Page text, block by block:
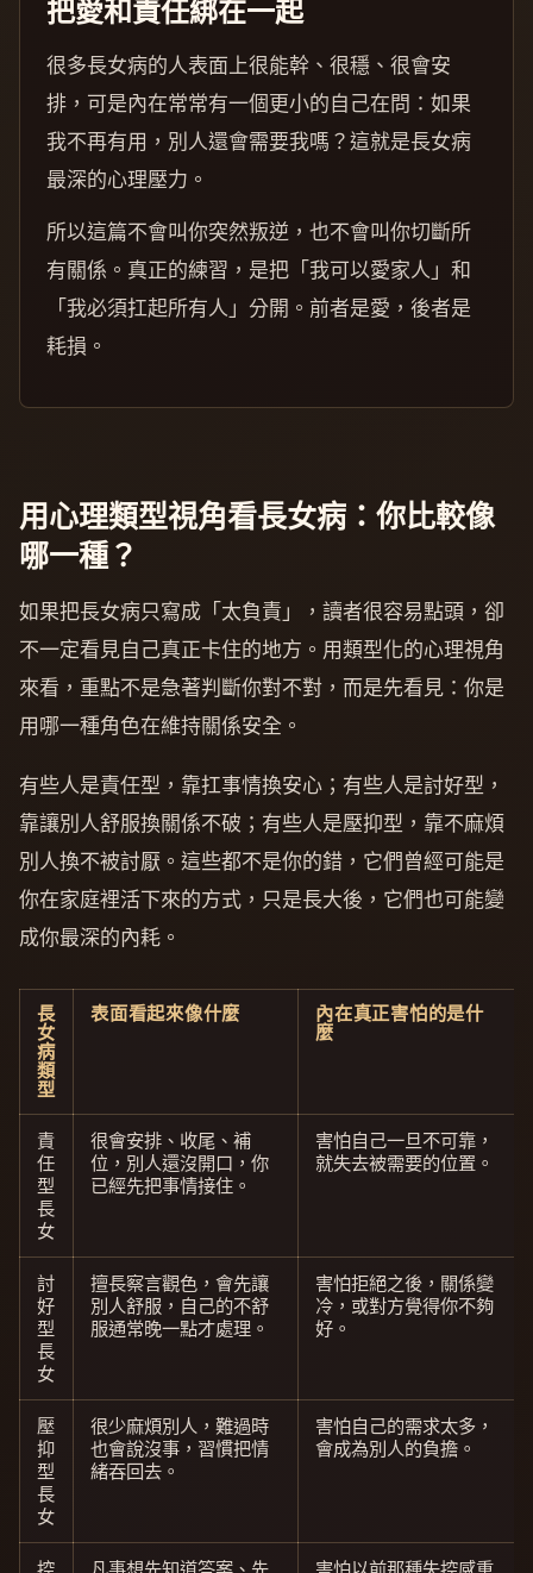
把愛和責任綁在一起
很多長女病的人表面上很能幹、很穩、很會安
排，可是內在常常有一個更小的自己在問：如果
我不再有用，別人還會需要我嗎？這就是長女病
最深的心理壓力。
所以這篇不會叫你突然叛逆，也不會叫你切斷所
有關係。真正的練習，是把「我可以愛家人」和
「我必須扛起所有人」分開。前者是愛，後者是
耗損。
用心理類型視角看長女病：你比較像
哪一種？
如果把長女病只寫成「太負責」，讀者很容易點頭，卻
不一定看見自己真正卡住的地方。用類型化的心理視角
來看，重點不是急著判斷你對不對，而是先看見：你是
用哪一種角色在維持關係安全。
有些人是責任型，靠扛事情換安心；有些人是討好型，
靠讓別人舒服換關係不破；有些人是壓抑型，靠不麻煩
別人換不被討厭。這些都不是你的錯，它們曾經可能是
你在家庭裡活下來的方式，只是長大後，它們也可能變
成你最深的內耗。
長
女
病
類
型
表面看起來像什麼
內在真正害怕的是什
麼
責
任
型
長
女
很會安排、收尾、補
位，別人還沒開口，你
已經先把事情接住。
害怕自己一旦不可靠，
就失去被需要的位置。
討
好
型
長
女
擅長察言觀色，會先讓
別人舒服，自己的不舒
服通常晚一點才處理。
害怕拒絕之後，關係變
冷，或對方覺得你不夠
好。
壓
抑
型
長
女
很少麻煩別人，難過時
也會說沒事，習慣把情
緒吞回去。
害怕自己的需求太多，
會成為別人的負擔。
控 凡事想先知道答案、先 害怕以前那種失控感重